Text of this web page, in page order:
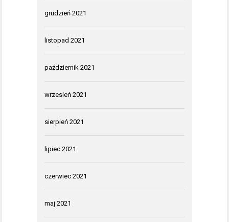
grudzień 2021
listopad 2021
październik 2021
wrzesień 2021
sierpień 2021
lipiec 2021
czerwiec 2021
maj 2021